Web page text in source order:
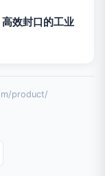
效封口的工业
product/